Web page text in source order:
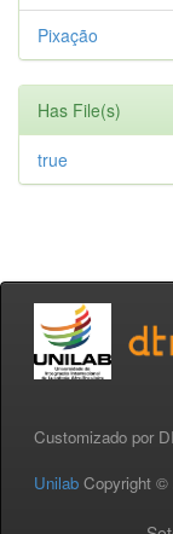
Pixação
Has File(s)
true
Customizado por
Unilab Copyright ©